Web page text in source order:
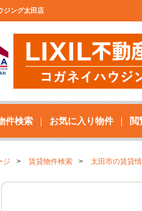
ジング太田店
件検索 お気に入り物件 閲
ジ 賃貸物件検索 太田市の賃貸